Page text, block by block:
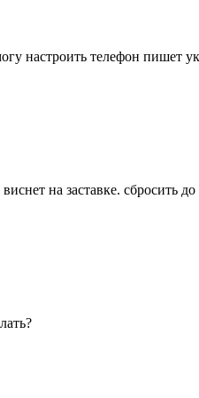
настроить телефон пишeт
на заставке. сбросить до